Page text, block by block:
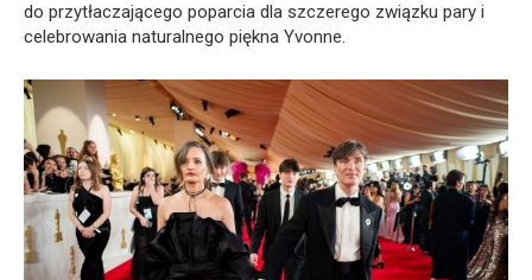
do przytłaczającego poparcia dla szczerego związku pary i
celebrowania naturalnego piękna Yvonne.